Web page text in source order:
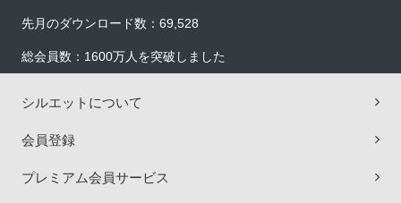
先月のダウンロード数：69,528
総会員数：1600万人を突破しました
シルエットについて
会員登録
プレミアム会員サービス